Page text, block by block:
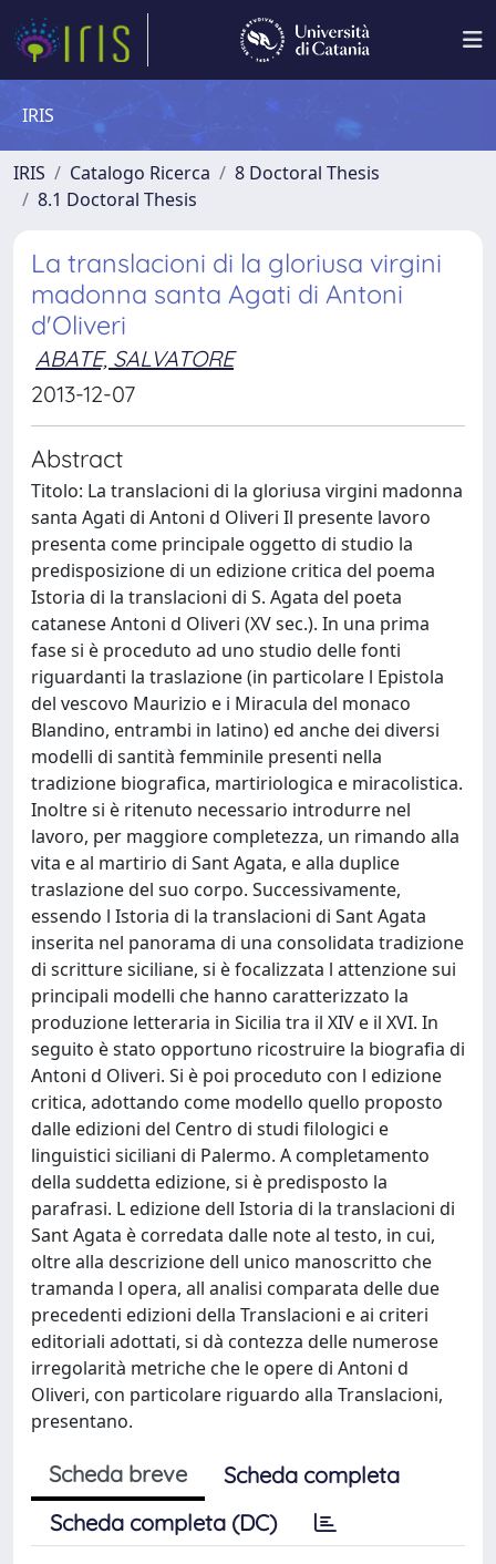
IRIS
IRIS Catalogo Ricerca
8 Doctoral Thesis
8.1 Doctoral Thesis
La translacioni di la gloriusa virgini
madonna santa Agati di Antoni
d'Oliveri
ABATE, SALVATORE
2013-12-07
Abstract
Titolo: La translacioni di la gloriusa virgini madonna
santa Agati di Antoni d Oliveri Il presente lavoro
presenta come principale oggetto di studio la
predisposizione di un edizione critica del poema
Istoria di la translacioni di S. Agata del poeta
catanese Antoni d Oliveri (XV sec.). In una prima
fase si è proceduto ad uno studio delle fonti
riguardanti la traslazione (in particolare l Epistola
del vescovo Maurizio e i Miracula del monaco
Blandino, entrambi in latino) ed anche dei diversi
modelli di santità femminile presenti nella
tradizione biografica, martiriologica e miracolistica.
Inoltre si è ritenuto necessario introdurre nel
lavoro, per maggiore completezza, un rimando alla
vita e al martirio di Sant Agata, e alla duplice
traslazione del suo corpo. Successivamente,
essendo l Istoria di la translacioni di Sant Agata
inserita nel panorama di una consolidata tradizione
di scritture siciliane, si è focalizzata l attenzione sui
principali modelli che hanno caratterizzato la
produzione letteraria in Sicilia tra il XIV e il XVI. In
seguito è stato opportuno ricostruire la biografia di
Antoni d Oliveri. Si è poi proceduto con l edizione
critica, adottando come modello quello proposto
dalle edizioni del Centro di studi filologici e
linguistici siciliani di Palermo. A completamento
della suddetta edizione, si è predisposto la
parafrasi. L edizione dell Istoria di la translacioni di
Sant Agata è corredata dalle note al testo, in cui,
oltre alla descrizione dell unico manoscritto che
tramanda l opera, all analisi comparata delle due
precedenti edizioni della Translacioni e ai criteri
editoriali adottati, si dà contezza delle numerose
irregolarità metriche che le opere di Antoni d
Oliveri, con particolare riguardo alla Translacioni,
presentano.
Scheda breve
Scheda completa
Scheda completa (DC)